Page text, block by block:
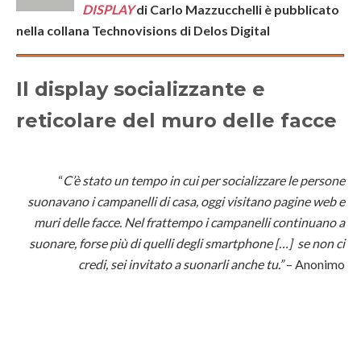
DISPLAYdi Carlo Mazzucchelli è pubblicato
nella collana Technovisions di Delos Digital
Il display socializzante e
reticolare del muro delle facce
“C’è stato un tempo in cui per socializzare le persone
suonavano i campanelli di casa, oggi visitano pagine web e
muri delle facce. Nel frattempo i campanelli continuano a
suonare, forse più di quelli degli smartphone […] se non ci
credi, sei invitato a suonarli anche tu.”– Anonimo